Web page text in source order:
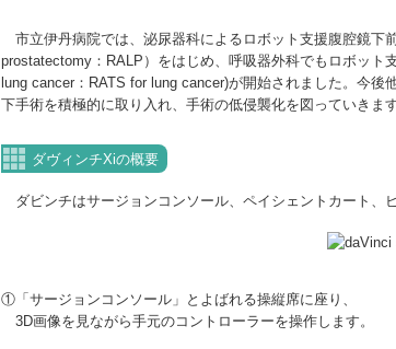
市立伊丹病院では、泌尿器科によるロボット支援腹腔鏡下
prostatectomy：RALP）をはじめ、呼吸器外科でもロボッ
lung cancer：RATS for lung cancer)が開始されました。今
下手術を積極的に取り入れ、手術の低侵襲化を図っていきます
ダヴィンチXiの概要
ダビンチはサージョンコンソール、ペイシェントカート、
①「サージョンコンソール」とよばれる操縦席に座り、
3D画像を見ながら手元のコントローラーを操作します。